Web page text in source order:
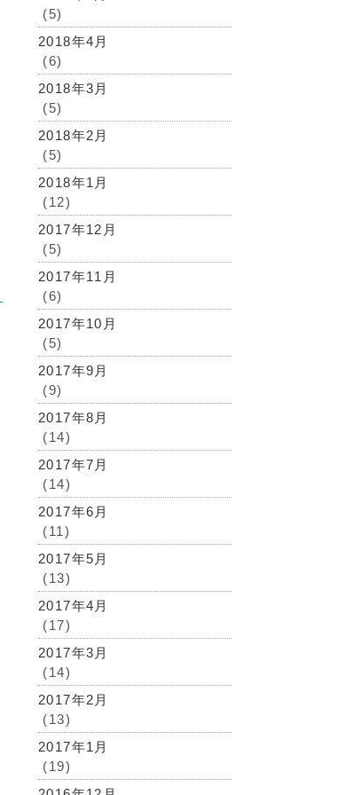
(5)
2018年4月
(6)
2018年3月
(5)
2018年2月
(5)
2018年1月
(12)
2017年12月
(5)
2017年11月
(6)
2017年10月
(5)
2017年9月
(9)
2017年8月
(14)
2017年7月
(14)
2017年6月
(11)
2017年5月
(13)
2017年4月
(17)
2017年3月
(14)
2017年2月
(13)
2017年1月
(19)